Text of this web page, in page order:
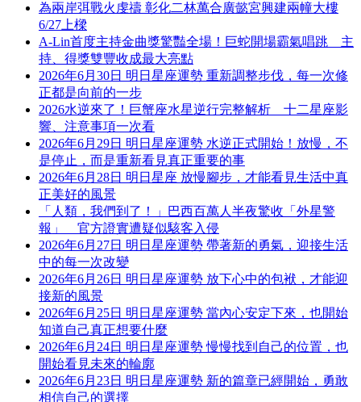
為兩岸弭戰火虔禱 彰化二林萬合廣懿宮興建兩幢大樓
6/27上樑
A-Lin首度主持金曲獎驚豔全場！巨蛇開場霸氣唱跳 主
持、得獎雙豐收成最大亮點
2026年6月30日 明日星座運勢 重新調整步伐，每一次修
正都是向前的一步
2026水逆來了！巨蟹座水星逆行完整解析 十二星座影
響、注意事項一次看
2026年6月29日 明日星座運勢 水逆正式開始！放慢，不
是停止，而是重新看見真正重要的事
2026年6月28日 明日星座 放慢腳步，才能看見生活中真
正美好的風景
「人類，我們到了！」巴西百萬人半夜驚收「外星警
報」 官方證實遭疑似駭客入侵
2026年6月27日 明日星座運勢 帶著新的勇氣，迎接生活
中的每一次改變
2026年6月26日 明日星座運勢 放下心中的包袱，才能迎
接新的風景
2026年6月25日 明日星座運勢 當內心安定下來，也開始
知道自己真正想要什麼
2026年6月24日 明日星座運勢 慢慢找到自己的位置，也
開始看見未來的輪廓
2026年6月23日 明日星座運勢 新的篇章已經開始，勇敢
相信自己的選擇